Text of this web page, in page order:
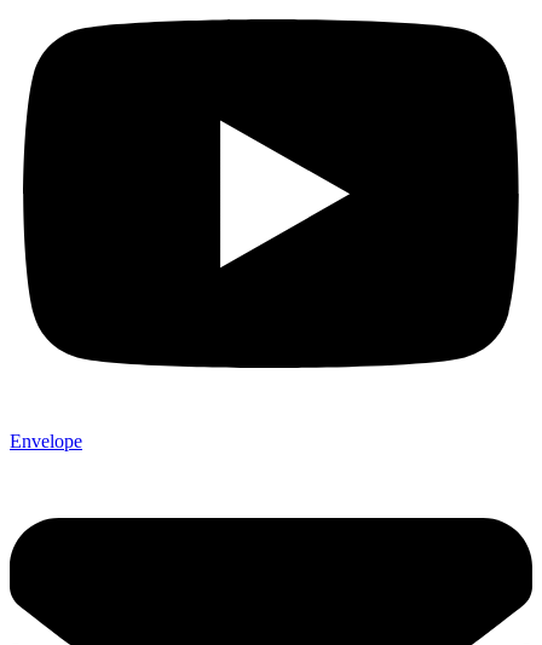
Envelope